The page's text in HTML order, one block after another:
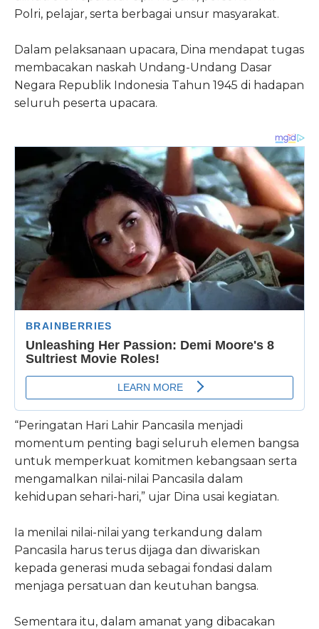
Polri, pelajar, serta berbagai unsur masyarakat.
Dalam pelaksanaan upacara, Dina mendapat tugas
membacakan naskah Undang-Undang Dasar
Negara Republik Indonesia Tahun 1945 di hadapan
seluruh peserta upacara.
“Peringatan Hari Lahir Pancasila menjadi
momentum penting bagi seluruh elemen bangsa
untuk memperkuat komitmen kebangsaan serta
mengamalkan nilai-nilai Pancasila dalam
kehidupan sehari-hari,” ujar Dina usai kegiatan.
Ia menilai nilai-nilai yang terkandung dalam
Pancasila harus terus dijaga dan diwariskan
kepada generasi muda sebagai fondasi dalam
menjaga persatuan dan keutuhan bangsa.
Sementara itu, dalam amanat yang dibacakan